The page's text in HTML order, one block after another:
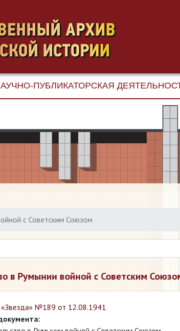
ПУБЛИКАТОРСКАЯ
с Советским Союзом
в Румынии войной с Советским
«Звезда» №189 от 12.08.1941